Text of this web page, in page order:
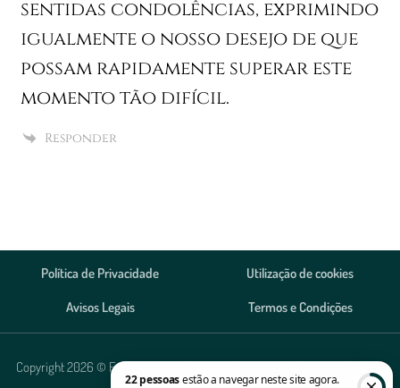
sentidas condolências, exprimindo
igualmente o nosso desejo de que
possam rapidamente superar este
momento tão difícil.
Responder
Política de Privacidade
Utilização de cookies
Avisos Legais
Termos e Condições
Copyright 2026 © Funerária Alves, Agência Funerária Lda. Todos os direitos